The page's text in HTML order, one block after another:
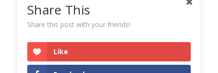
Newsletter Nieuwsbrief
pharmacie pharmacien pharmaciens
Pharmaclub Réseaux sociaux service site
Strategie stratégie Stratégie digitale travaux
Share This
Share this post with your friends!
Like